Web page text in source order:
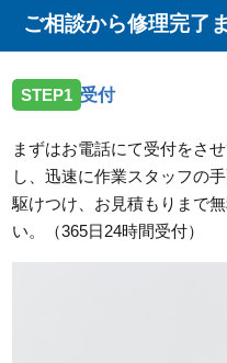
ご相談から修理完了
STEP1 受付
まずはお電話にて受付をさ
し、迅速に作業スタッフの
駆けつけ、お見積もりまで
い。（365日24時間受付）